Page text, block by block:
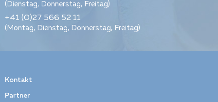
(Dienstag, Donnerstag, Freitag)
+41 (0)27 566 52 11
(Montag, Dienstag, Donnerstag, Freitag)
Kontakt
Partner